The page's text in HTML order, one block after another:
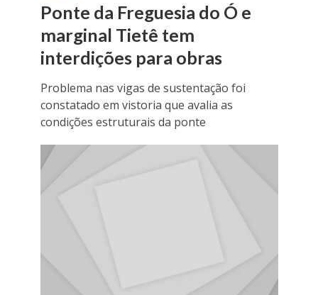
Ponte da Freguesia do Ó e
marginal Tietê tem
interdições para obras
Problema nas vigas de sustentação foi
constatado em vistoria que avalia as
condições estruturais da ponte